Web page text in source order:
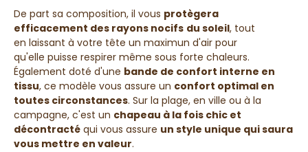
De part sa composition, il vous protègera
efficacement des rayons nocifs du soleil, tout
en laissant à votre tête un maximun d'air pour
qu'elle puisse respirer même sous forte chaleurs.
Également doté d'une bande de confort interne en
tissu, ce modèle vous assure un confort optimal en
toutes circonstances. Sur la plage, en ville ou à la
campagne, c'est un chapeau à la fois chic et
décontracté qui vous assure un style unique qui saura
vous mettre en valeur.